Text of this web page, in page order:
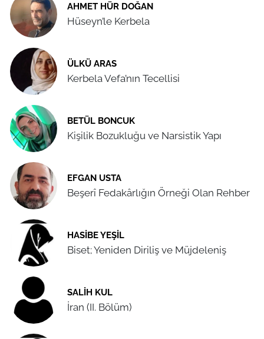
AHMET HÜR DOĞAN
Hüseyn’le Kerbela
ÜLKÜ ARAS
Kerbela Vefa’nın Tecellisi
BETÜL BONCUK
Kişilik Bozukluğu ve Narsistik Yapı
EFGAN USTA
Beşerî Fedakârlığın Örneği Olan Rehber
HASIBE YEŞIL
Biset; Yeniden Diriliş ve Müjdeleniş
SALIH KUL
İran (II. Bölüm)